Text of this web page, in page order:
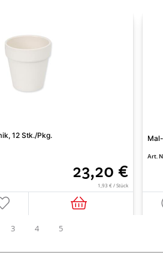
12 Stk./Pkg.
23,20 €
1,93 € / Stück
Art.